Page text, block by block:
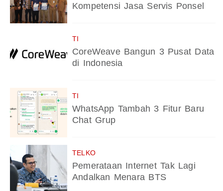
Kompetensi Jasa Servis Ponsel
TI
CoreWeave Bangun 3 Pusat Data
di Indonesia
TI
WhatsApp Tambah 3 Fitur Baru
Chat Grup
TELKO
Pemerataan Internet Tak Lagi
Andalkan Menara BTS